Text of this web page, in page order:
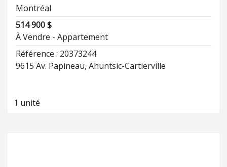
Montréal
514 900 $
À Vendre - Appartement
Référence : 20373244
9615 Av. Papineau, Ahuntsic-Cartierville
1 unité